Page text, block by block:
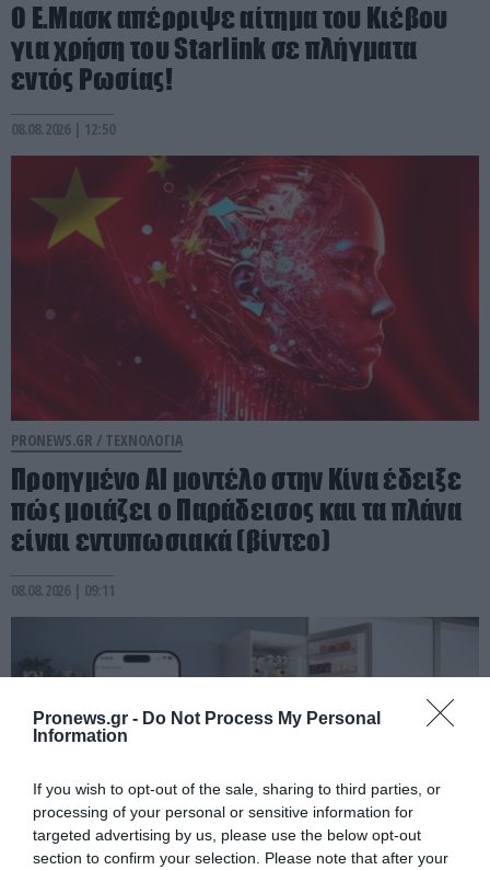
Pronews.gr - Do Not Process My Personal
Information
If you wish to opt-out of the sale, sharing to third parties, or
processing of your personal or sensitive information for
targeted advertising by us, please use the below opt-out
section to confirm your selection. Please note that after your
O E.Mασκ απέρριψε αίτημα του Κιέβου
για χρήση του Starlink σε πλήγματα
εντός Ρωσίας!
08.08.2026 | 12:50
PRONEWS.GR / ΤΕΧΝΟΛΟΓΙΑ
Προηγμένο Al μοντέλο στην Κίνα έδειξε
πώς μοιάζει ο Παράδεισος και τα πλάνα
είναι εντυπωσιακά (βίντεο)
08.08.2026 | 09:11